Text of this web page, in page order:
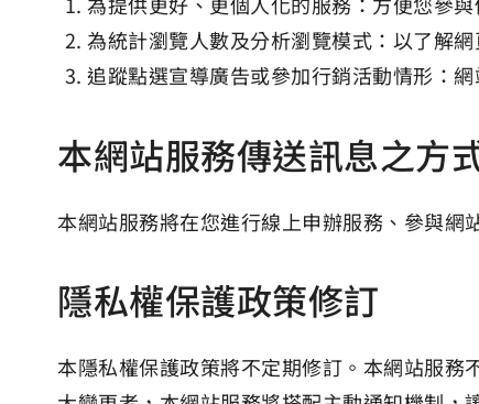
為統計瀏覽人數及分析瀏覽模式：以了解
追蹤點選宣導廣告或參加行銷活動情形：
本網站服務傳送訊息之方
本網站服務將在您進行線上申辦服務、參與網
隱私權保護政策修訂
本隱私權保護政策將不定期修訂。本網站服